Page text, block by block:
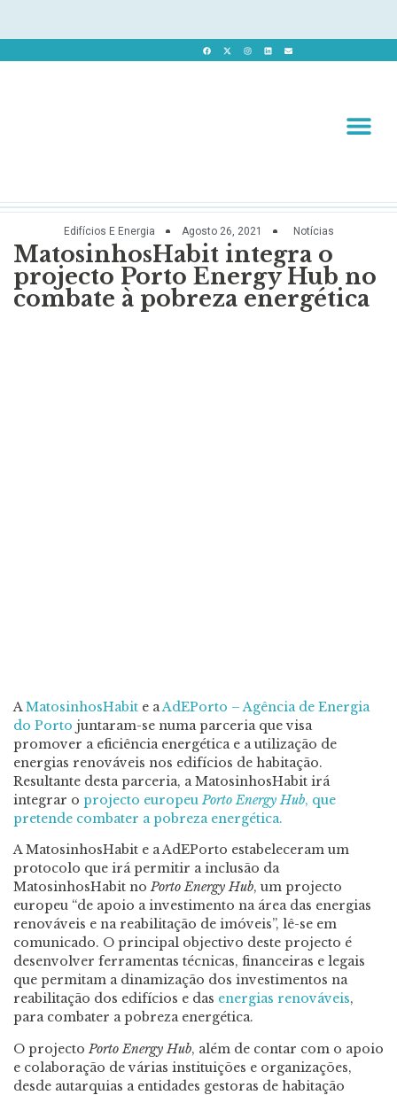
Edifícios E Energia Agosto 26, 2021 Notícias
MatosinhosHabit integra o
projecto Porto Energy Hub no
combate à pobreza energética
AMatosinhosHabit e aAdEPorto – Agência de Energia
do Porto juntaram-se numa parceria que visa
promover a eficiência energética e a utilização de
energias renováveis nos edifícios de habitação.
Resultante desta parceria, a MatosinhosHabit irá
integrar o projecto europeuPorto Energy Hub, que
pretende combater a pobreza energética.
A MatosinhosHabit e a AdEPorto estabeleceram um
protocolo que irá permitir a inclusão da
MatosinhosHabit no Porto Energy Hub, um projecto
europeu “de apoio a investimento na área das energias
renováveis e na reabilitação de imóveis”, lê-se em
comunicado. O principal objectivo deste projecto é
desenvolver ferramentas técnicas, financeiras e legais
que permitam a dinamização dos investimentos na
reabilitação dos edifícios e das energias renováveis,
para combater a pobreza energética.
O projecto Porto Energy Hub, além de contar com o apoio
e colaboração de várias instituições e organizações,
desde autarquias a entidades gestoras de habitação